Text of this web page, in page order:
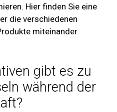
Hier finden Sie eine
die verschiedenen
miteinander
gibt es zu
während der